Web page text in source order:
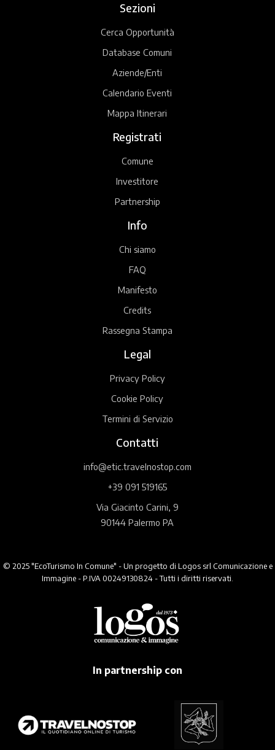
Sezioni
Cerca Opportunità
Database Comuni
Aziende/Enti
Calendario Eventi
Mappa Itinerari
Registrati
Comune
Investitore
Partnership
Info
Chi siamo
FAQ
Manifesto
Credits
Rassegna Stampa
Legal
Privacy Policy
Cookie Policy
Termini di Servizio
Contatti
info@etic.travelnostop.com
+39 091 519165
Via Giacinto Carini, 9
90144 Palermo PA
© 2025 "EcoTurismo In Comune" - Un progetto di Logos srl Comunicazione e
Immagine - P.IVA 00249130824 - Tutti i diritti riservati.
In partnership con